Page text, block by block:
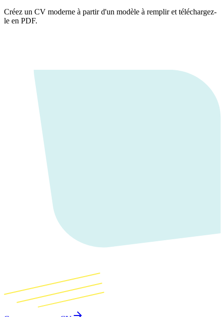
Créez un CV moderne à partir d'un modèle à remplir et téléchargez-
le en PDF.